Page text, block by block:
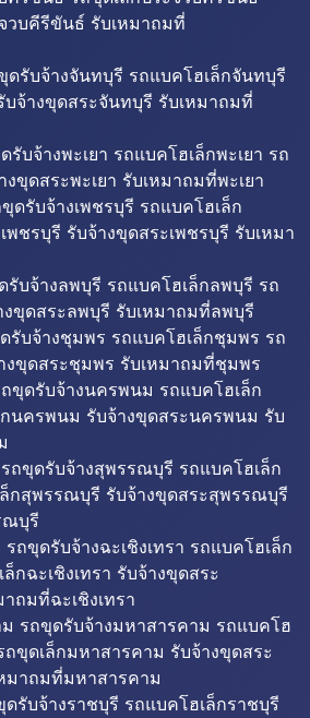
วบคีรีขันธ์ รับเหมาถมที่
ดรับจ้างจันทบุรี รถแบคโฮเล็กจันทบุรี
จ้างขุดสระจันทบุรี รับเหมาถมที่
รับจ้างพะเยา รถแบคโฮเล็กพะเยา รถ
งขุดสระพะเยา รับเหมาถมที่พะเยา
ดรับจ้างเพชรบุรี รถแบคโฮเล็ก
พชรบุรี รับจ้างขุดสระเพชรบุรี รับเหมา
บจ้างลพบุรี รถแบคโฮเล็กลพบุรี รถ
ขุดสระลพบุรี รับเหมาถมที่ลพบุรี
รับจ้างชุมพร รถแบคโฮเล็กชุมพร รถ
งขุดสระชุมพร รับเหมาถมที่ชุมพร
ขุดรับจ้างนครพนม รถแบคโฮเล็ก
นครพนม รับจ้างขุดสระนครพนม รับ
ถขุดรับจ้างสุพรรณบุรี รถแบคโฮเล็ก
กสุพรรณบุรี รับจ้างขุดสระสุพรรณบุรี
ณบุรี
รถขุดรับจ้างฉะเชิงเทรา รถแบคโฮเล็ก
ล็กฉะเชิงเทรา รับจ้างขุดสระ
าถมที่ฉะเชิงเทรา
รถขุดรับจ้างมหาสารคาม รถแบคโฮ
ขุดเล็กมหาสารคาม รับจ้างขุดสระ
มาถมที่มหาสารคาม
รับจ้างราชบุรี รถแบคโฮเล็กราชบุรี